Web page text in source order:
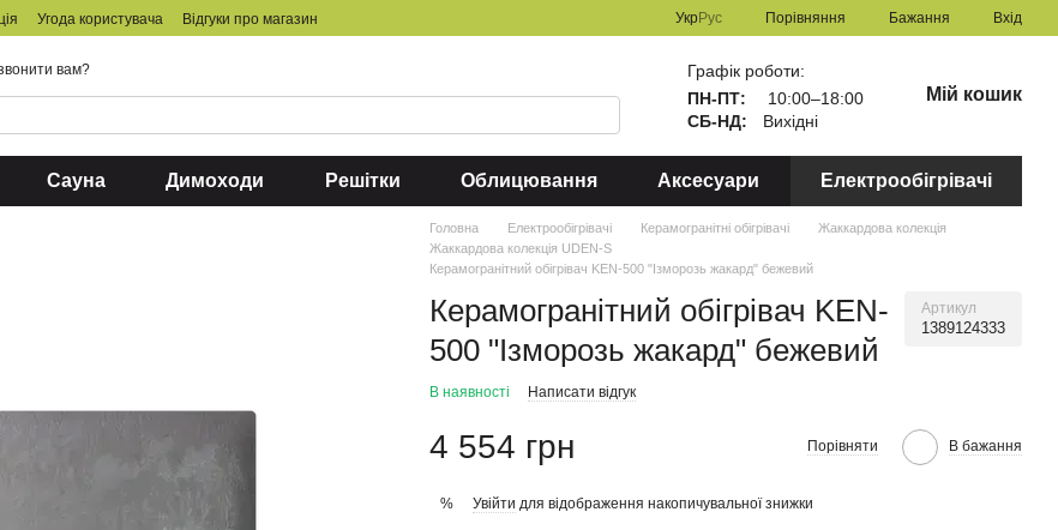
Угода користувача Відгуки про магазин УкрРус Порівняння Бажання Вхід
вам?
Графік роботи:
ПН-ПТ:
10:00–18:00
СБ-НД:
Вихідні
Мій кошик
Сауна Димоходи Решітки Облицювання Аксесуари Електрообігрівачі
Головна Електрообігрівачі Керамогранітні обігрівачі
Жаккардова колекція
Жаккардова колекція UDEN-S
Керамогранітний обігрівач KEN-500 "Ізморозь жакард" бежевий
Керамогранітний обігрівач KEN-
500 "Ізморозь жакард" бежевий
Артикул
1389124333
В наявності Написати відгук
4 554 грн Порівняти В бажання
% Увійти для відображення накопичувальної знижки